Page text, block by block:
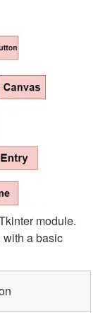
module.
a basic